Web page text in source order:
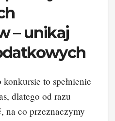
– unikaj
to spełnienie
dlatego od razu
na co przeznaczymy